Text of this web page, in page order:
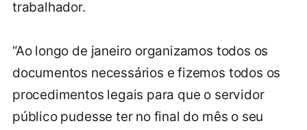
trabalhador.
“Ao longo de janeiro organizamos todos os
documentos necessários e fizemos todos os
procedimentos legais para que o servidor
público pudesse ter no final do mês o seu